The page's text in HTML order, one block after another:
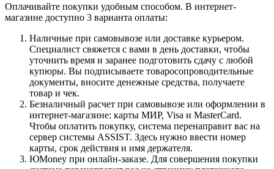
Оплачивайте покупки удобным способом. В интернет-
магазине доступно 3 варианта оплаты:
Наличные при самовывозе или доставке курьером.
Специалист свяжется с вами в день доставки, чтобы
уточнить время и заранее подготовить сдачу с любой
купюры. Вы подписываете товаросопроводительные
документы, вносите денежные средства, получаете
товар и чек.
Безналичный расчет при самовывозе или оформлении в
интернет-магазине: карты МИР, Visa и MasterCard.
Чтобы оплатить покупку, система перенаправит вас на
сервер системы ASSIST. Здесь нужно ввести номер
карты, срок действия и имя держателя.
ЮMoney при онлайн-заказе. Для совершения покупки